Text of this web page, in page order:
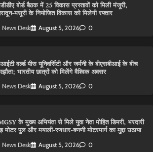
बोर्ड बैठक में 25 विकास प्रस्तावों को मिली मंजूरी,
मसूरी के नियोजित विकास को मिलेगी रफ्तार
News Desk August 5, 2026 0
वर्ल्ड पीस यूनिवर्सिटी और जर्मनी के बीएसबीआई के बीच
भारतीय छात्रों को मिलेंगे वैश्विक अवसर
News Desk August 5, 2026 0
के मुख्य अभियंता से मिले युवा नेता मोहित डिमरी, भरदारी
मोटर पुल और मयाली-रणधार-बणणी मोटरमार्ग का मुद्दा उठाया
News Desk August 5, 2026 0